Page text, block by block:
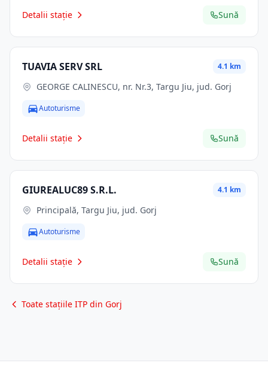
Detalii stație Sună
TUAVIA SERV SRL 4.1 km
GEORGE CALINESCU, nr. Nr.3, Targu Jiu, jud. Gorj
Autoturisme
Detalii stație Sună
GIUREALUC89 S.R.L. 4.1 km
Principală, Targu Jiu, jud. Gorj
Autoturisme
Detalii stație Sună
Toate stațiile ITP din Gorj